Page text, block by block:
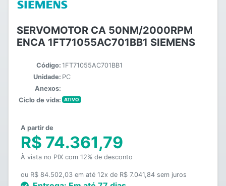
SERVOMOTOR CA 50NM/2000RPM
ENCA 1FT71055AC701BB1 SIEMENS
Código: 1FT71055AC701BB1
Unidade: PC
Anexos:
Ciclo de vida:
ATIVO
A partir de
R$ 74.361,79
À vista no PIX com 12% de desconto
ou R$ 84.502,03 em até 12x de R$ 7.041,84 sem juros